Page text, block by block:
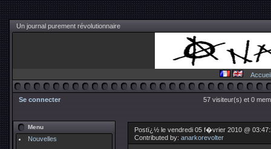
Un journal purement révolutionnaire
Accueil
Se connecter 57 visiteur(s) et 0
Menu
Nouvelles
Postï¿½ le vendredi 05 f�vrier 2010 @
Contributed by: anarkorevolter